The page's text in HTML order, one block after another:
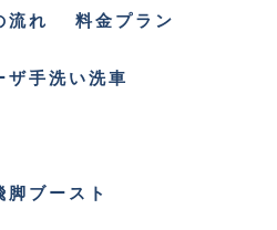
流れ 料金プラン
ザ手洗い洗車
脚ブースト